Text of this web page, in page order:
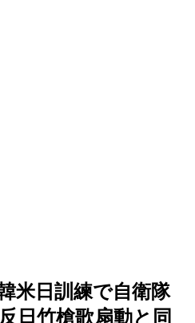
米日訓練で自衛隊
日竹槍歌扇動と同